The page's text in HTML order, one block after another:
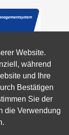
Website.
während
und Ihre
Bestätigen
Sie der
die Verwendung
gGmbH